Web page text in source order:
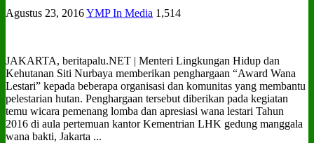
Agustus 23, 2016YMP In Media 1,514
JAKARTA, beritapalu.NET | Menteri Lingkungan Hidup dan
Kehutanan Siti Nurbaya memberikan penghargaan “Award Wana
Lestari” kepada beberapa organisasi dan komunitas yang membantu
pelestarian hutan. Penghargaan tersebut diberikan pada kegiatan
temu wicara pemenang lomba dan apresiasi wana lestari Tahun
2016 di aula pertemuan kantor Kementrian LHK gedung manggala
wana bakti, Jakarta ...